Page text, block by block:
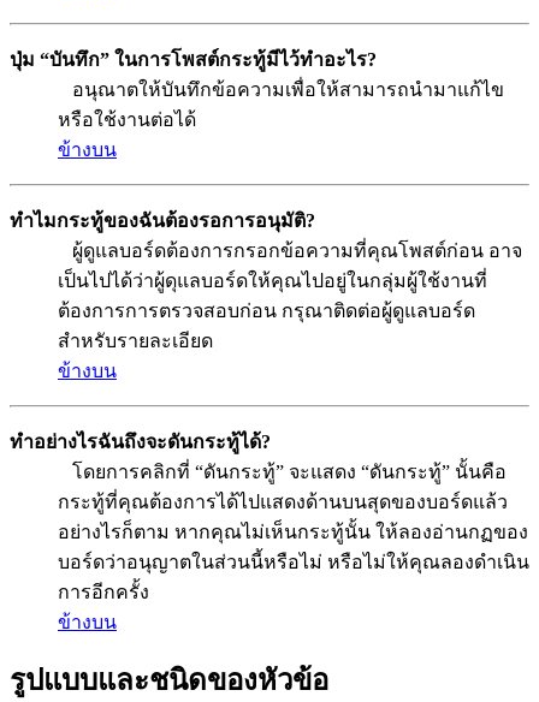
ปุ่ม “บันทึก” ในการโพสต์กระทู้มีไว้ทำอะไร?
อนุณาตให้บันทึกข้อความเพื่อให้สามารถนำมาแก้ไข
หรือใช้งานต่อได้
ข้างบน
ทำไมกระทู้ของฉันต้องรอการอนุมัติ?
ผู้ดูแลบอร์ดต้องการกรอกข้อความที่คุณโพสต์ก่อน อาจ
เป็นไปได้ว่าผู้ดุแลบอร์ดให้คุณไปอยู่ในกลุ่มผู้ใช้งานที่
ต้องการการตรวจสอบก่อน กรุณาติดต่อผู้ดูแลบอร์ด
สำหรับรายละเอียด
ข้างบน
ทำอย่างไรฉันถึงจะดันกระทู้ได้?
โดยการคลิกที่ “ดันกระทู้” จะแสดง “ดันกระทู้” นั้นคือ
กระทู้ที่คุณต้องการได้ไปแสดงด้านบนสุดของบอร์ดแล้ว
อย่างไรก็ตาม หากคุณไม่เห็นกระทู้นั้น ให้ลองอ่านกฏของ
บอร์ดว่าอนุญาตในส่วนนี้หรือไม่ หรือไม่ให้คุณลองดำเนิน
การอีกครั้ง
ข้างบน
รูปแบบและชนิดของหัวข้อ